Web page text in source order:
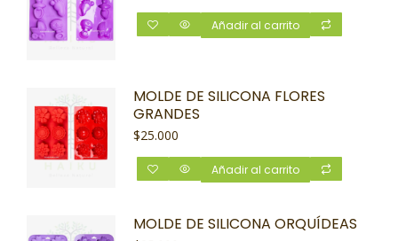
Añadir al carrito
MOLDE DE SILICONA FLORES
GRANDES
$25.000
Añadir al carrito
MOLDE DE SILICONA ORQUÍDEAS